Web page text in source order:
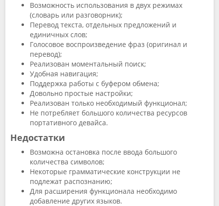
Возможность использования в двух режимах
(словарь или разговорник);
Перевод текста, отдельных предложений и
единичных слов;
Голосовое воспроизведение фраз (оригинал и
перевод);
Реализован моментальный поиск;
Удобная навигация;
Поддержка работы с буфером обмена;
Довольно простые настройки;
Реализован только необходимый функционал;
Не потребляет большого количества ресурсов
портативного девайса.
Недостатки
Возможна остановка после ввода большого
количества символов;
Некоторые грамматические конструкции не
подлежат распознанию;
Для расширения функционала необходимо
добавление других языков.